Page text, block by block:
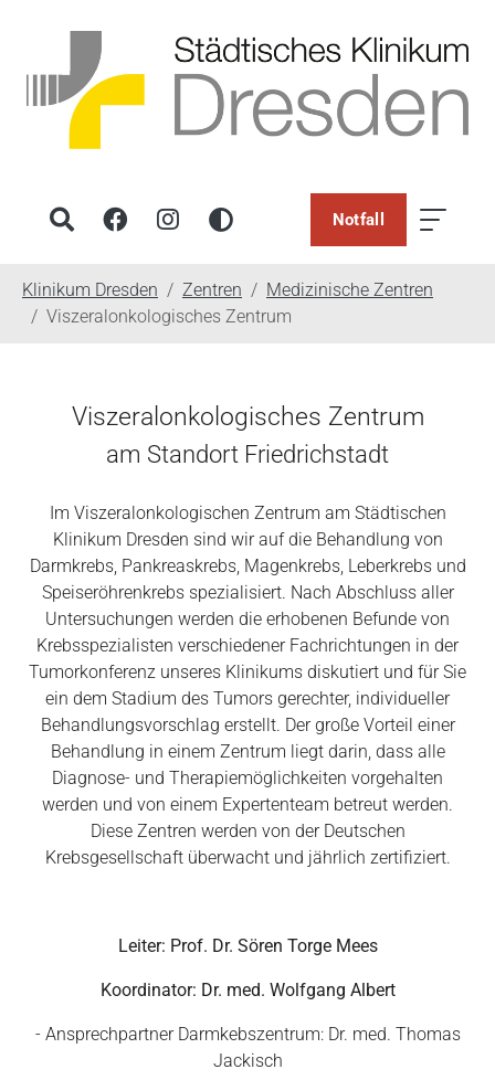
Notfall
Klinikum Dresden Zentren
Medizinische Zentren
Viszeralonkologisches Zentrum
Viszeralonkologisches Zentrum
am Standort Friedrichstadt
Im Viszeralonkologischen Zentrum am Städtischen
Klinikum Dresden sind wir auf die Behandlung von
Darmkrebs, Pankreaskrebs, Magenkrebs, Leberkrebs und
Speiseröhrenkrebs spezialisiert. Nach Abschluss aller
Untersuchungen werden die erhobenen Befunde von
Krebsspezialisten verschiedener Fachrichtungen in der
Tumorkonferenz unseres Klinikums diskutiert und für Sie
ein dem Stadium des Tumors gerechter, individueller
Behandlungsvorschlag erstellt. Der große Vorteil einer
Behandlung in einem Zentrum liegt darin, dass alle
Diagnose- und Therapiemöglichkeiten vorgehalten
werden und von einem Expertenteam betreut werden.
Diese Zentren werden von der Deutschen
Krebsgesellschaft überwacht und jährlich zertifiziert.
Leiter: Prof. Dr. Sören Torge Mees
Koordinator: Dr. med. Wolfgang Albert
- Ansprechpartner Darmkebszentrum: Dr. med. Thomas
Jackisch